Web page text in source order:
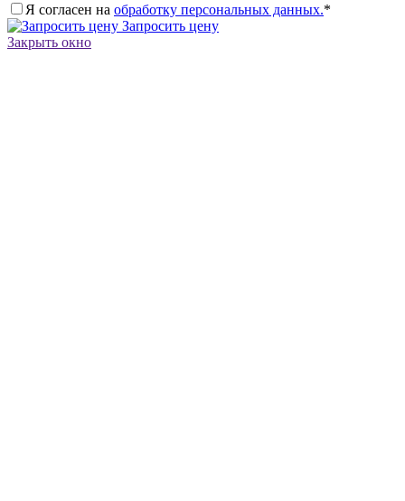
Я согласен на обработку персональных данных.*
Запросить цену
Закрыть окно